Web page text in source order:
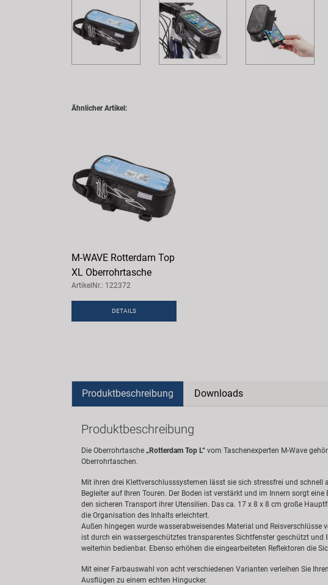
Ähnlicher Artikel:
M-WAVE Rotterdam Top
XL Oberrohrtasche
ArtikelNr.: 122372
DETAILS
Produktbeschreibung Downloads
Produktbeschreibung
Die Oberrohrtasche „Rotterdam Top L“ vom Taschenexperten M-Wave
Oberrohrtaschen.
Mit ihren drei Klettverschlusssystemen lässt sie sich stressfrei und
Begleiter auf Ihren Touren. Der Boden ist verstärkt und im Innern sorgt
den sicheren Transport ihrer Utensilien. Das ca. 17 x 8 x 8 cm große
die Organisation des Inhalts erleichtert.
Außen hingegen wurde wasserabweisendes Material und
ist durch ein wassergeschütztes transparentes Sichtfenster geschützt
weiterhin bedienbar. Ebenso erhöhen die eingearbeiteten Reflektoren die
Mit einer Farbauswahl von acht verschiedenen Varianten verleihen Sie
Ausflügen zu einem echten Hingucker.